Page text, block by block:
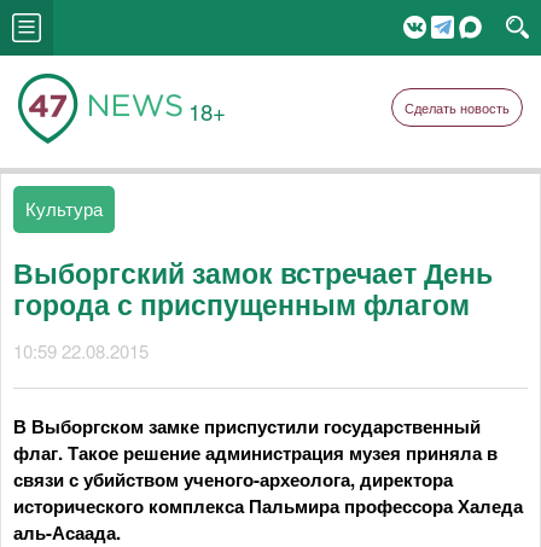
18+ Сделать новость
Культура
Выборгский замок встречает День
города с приспущенным флагом
10:59 22.08.2015
В Выборгском замке приспустили государственный
флаг. Такое решение администрация музея приняла в
связи с убийством ученого-археолога, директора
исторического комплекса Пальмира профессора Халеда
аль-Асаада.